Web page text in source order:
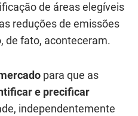
de áreas elegíveis
reduções de emissões
de fato, aconteceram.
para que as
e precificar
independentemente